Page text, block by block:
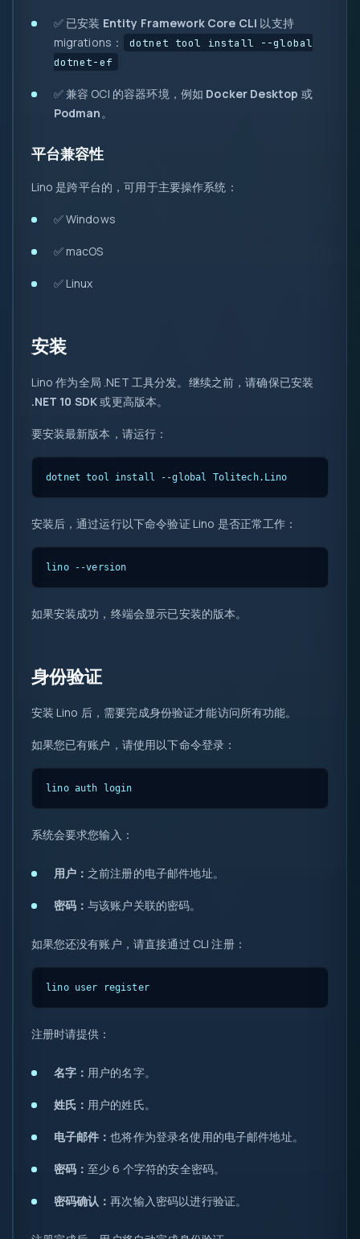
var
?.
let
0x
✅ 已安装 Entity Framework Core CLI 以支持
migrations：
dotnet tool install --global
dotnet-ef
✅ 兼容 OCI 的容器环境，例如 Docker Desktop 或
Podman 。
平台兼容性
Lino 是跨平台的，可用于主要操作系统：
✅ Windows
✅ macOS
✅ Linux
安装
Lino 作为全局 .NET 工具分发。继续之前，请确保已安装
.NET 10 SDK或更高版本。
要安装最新版本，请运行：
dotnet tool install --global Tolitech.Lino
安装后，通过运行以下命令验证 Lino 是否正常工作：
lino --version
如果安装成功，终端会显示已安装的版本。
身份验证
安装 Lino 后，需要完成身份验证才能访问所有功能。
如果您已有账户，请使用以下命令登录：
lino auth login
系统会要求您输入：
用户： 之前注册的电子邮件地址。
密码：与该账户关联的密码。
如果您还没有账户，请直接通过 CLI 注册：
lino user register
注册时请提供：
名字： 用户的名字。
姓氏： 用户的姓氏。
电子邮件：也将作为登录名使用的电子邮件地址。
密码：至少 6 个字符的安全密码。
密码确认：再次输入密码以进行验证。